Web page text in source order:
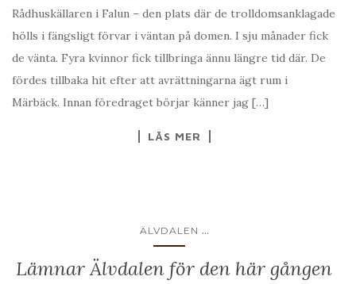
Rådhuskällaren i Falun – den plats där de trolldomsanklagade
hölls i fängsligt förvar i väntan på domen. I sju månader fick
de vänta. Fyra kvinnor fick tillbringa ännu längre tid där. De
fördes tillbaka hit efter att avrättningarna ägt rum i
Märbäck. Innan föredraget börjar känner jag […]
LÄS MER
ÄLVDALEN ...
Lämnar Älvdalen för den här gången